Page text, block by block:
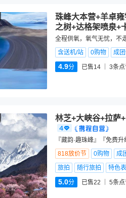
珠峰大本营+羊卓
之树+达格架喷泉+
全程供氧，氧气无忧，不
含送机/站
0购物 成
4.9分 已售14 3条
林芝+大峡谷+拉萨
『藏韵·趣珠峰』『免费
818放价节
0购物
成
旅拍
随行旅拍 特色
5.0分 已售22 5条